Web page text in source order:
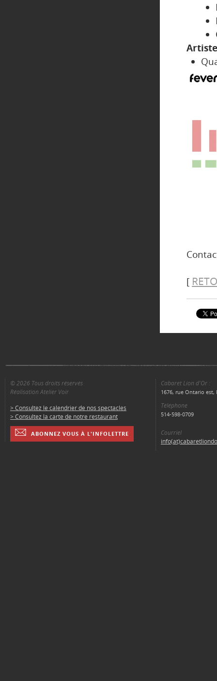
[
© 2026 Tous droits réservés
Réalisation Atelier Voir
> Consultez le calendrier de nos spectacles
> Consultez la carte de notre restaurant
ABONNEZ VOUS À L'INFOLETTRE
Cabaret Lion d'Or :
1676, rue Ontario est,
Téléphone
514-598-0709
Courriel